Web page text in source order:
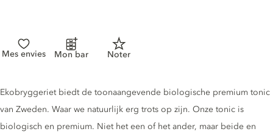
Mes envies Mon bar Noter
Tonic description
Ekobryggeriet biedt de toonaangevende biologische premium tonic
van Zweden. Waar we natuurlijk erg trots op zijn. Onze tonic is
biologisch en premium. Niet het een of het ander, maar beide en